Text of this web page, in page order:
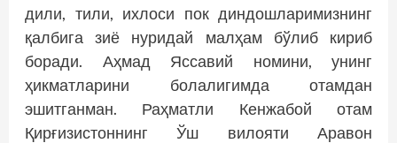
дили, тили, ихлоси пок диндошларимизнинг
қалбига зиё нуридай малҳам бўлиб кириб
боради. Аҳмад Яссавий номини, унинг
ҳикматларини болалигимда отамдан
эшитганман. Раҳматли Кенжабой отам
Қирғизистоннинг Ўш вилояти Аравон